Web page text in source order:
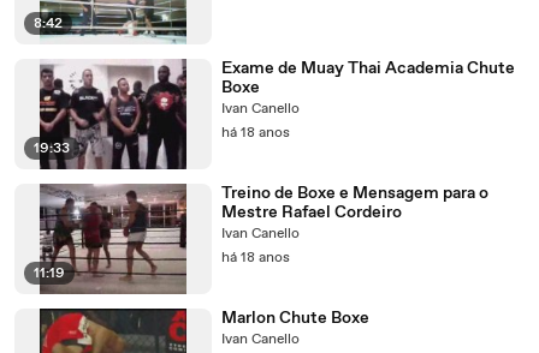
8:42
19:33
Exame de Muay Thai Academia Chute
Boxe
Ivan Canello
há 18 anos
11:19
Treino de Boxe e Mensagem para o
Mestre Rafael Cordeiro
Ivan Canello
há 18 anos
Marlon Chute Boxe
Ivan Canello